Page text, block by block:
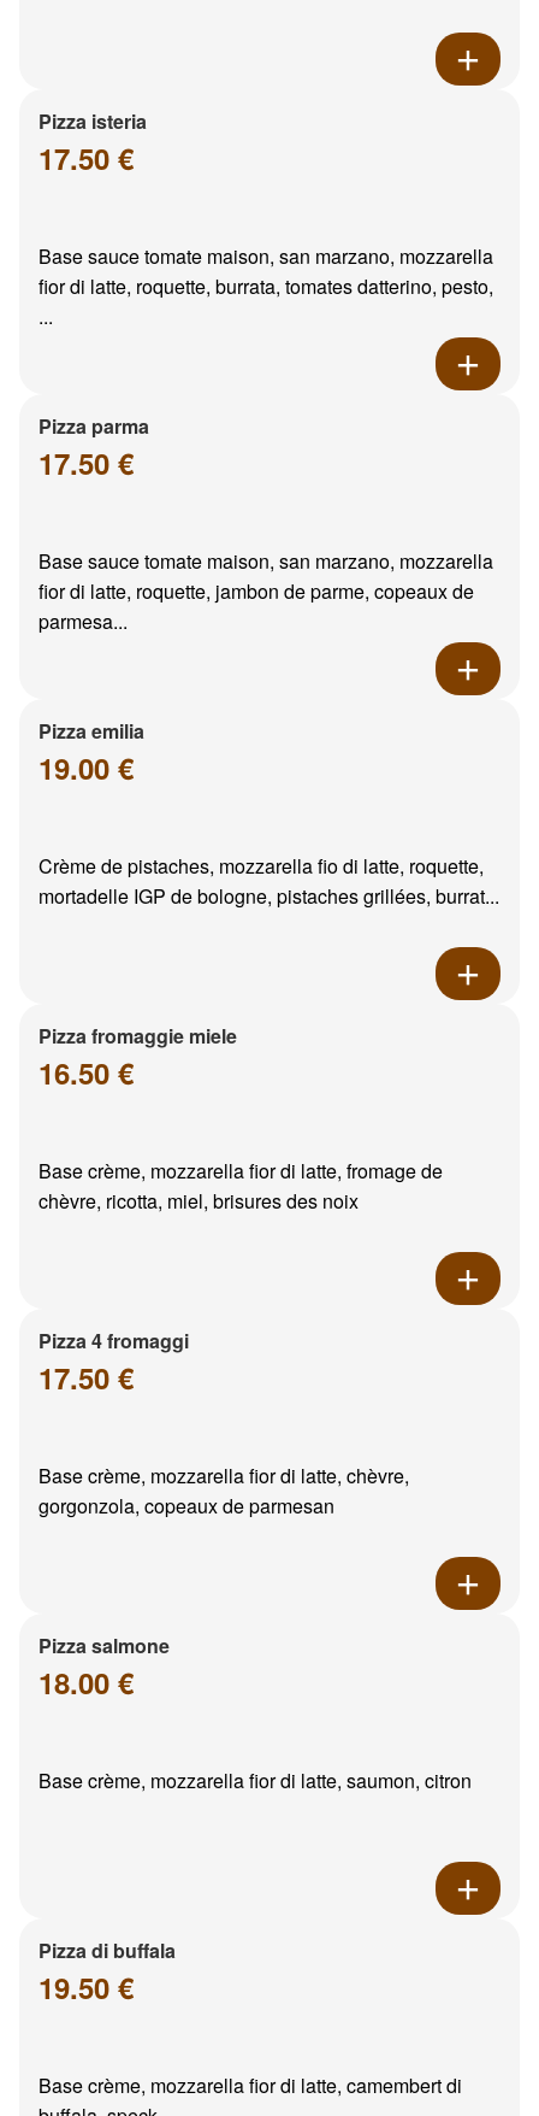
Pizza isteria
17.50 €
Base sauce tomate maison, san marzano, mozzarella
fior di latte, roquette, burrata, tomates datterino, pesto,
...
Pizza parma
17.50 €
Base sauce tomate maison, san marzano, mozzarella
fior di latte, roquette, jambon de parme, copeaux de
parmesa...
Pizza emilia
19.00 €
Crème de pistaches, mozzarella fio di latte, roquette,
mortadelle IGP de bologne, pistaches grillées, burrat...
Pizza fromaggie miele
16.50 €
Base crème, mozzarella fior di latte, fromage de
chèvre, ricotta, miel, brisures des noix
Pizza 4 fromaggi
17.50 €
Base crème, mozzarella fior di latte, chèvre,
gorgonzola, copeaux de parmesan
Pizza salmone
18.00 €
Base crème, mozzarella fior di latte, saumon, citron
Pizza di buffala
19.50 €
Base crème, mozzarella fior di latte, camembert di